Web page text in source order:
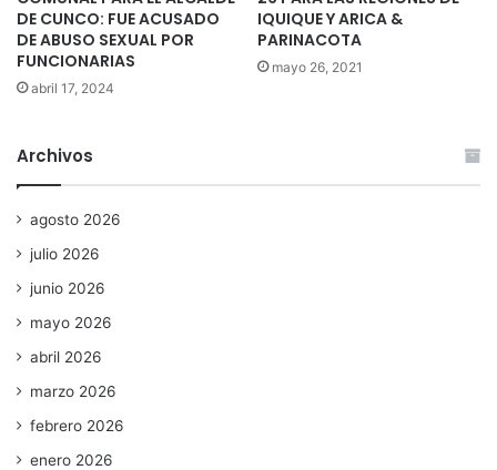
DE CUNCO: FUE ACUSADO
DE ABUSO SEXUAL POR
FUNCIONARIAS
abril 17, 2024
IQUIQUE Y ARICA &
PARINACOTA
mayo 26, 2021
Archivos
agosto 2026
julio 2026
junio 2026
mayo 2026
abril 2026
marzo 2026
febrero 2026
enero 2026